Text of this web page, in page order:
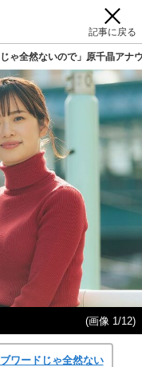
記事に戻る
ゃ全然ないので」原千晶ア
(画像 1/12)
ワードじゃ全然ない